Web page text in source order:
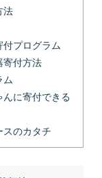
法
付プログラム
寄付方法
ム
に寄付できる
スのカタチ